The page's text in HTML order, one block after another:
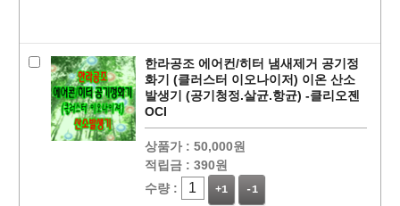
PAYCO 바로
한라공조 에어컨/히터 냄새제거 공기정
화기 (클러스터 이오나이저) 이온 산소
발생기 (공기청정.살균.항균) -클리오젠
OCI
상품가 : 50,000원
적립금 : 390원
수량 :
+1 -1